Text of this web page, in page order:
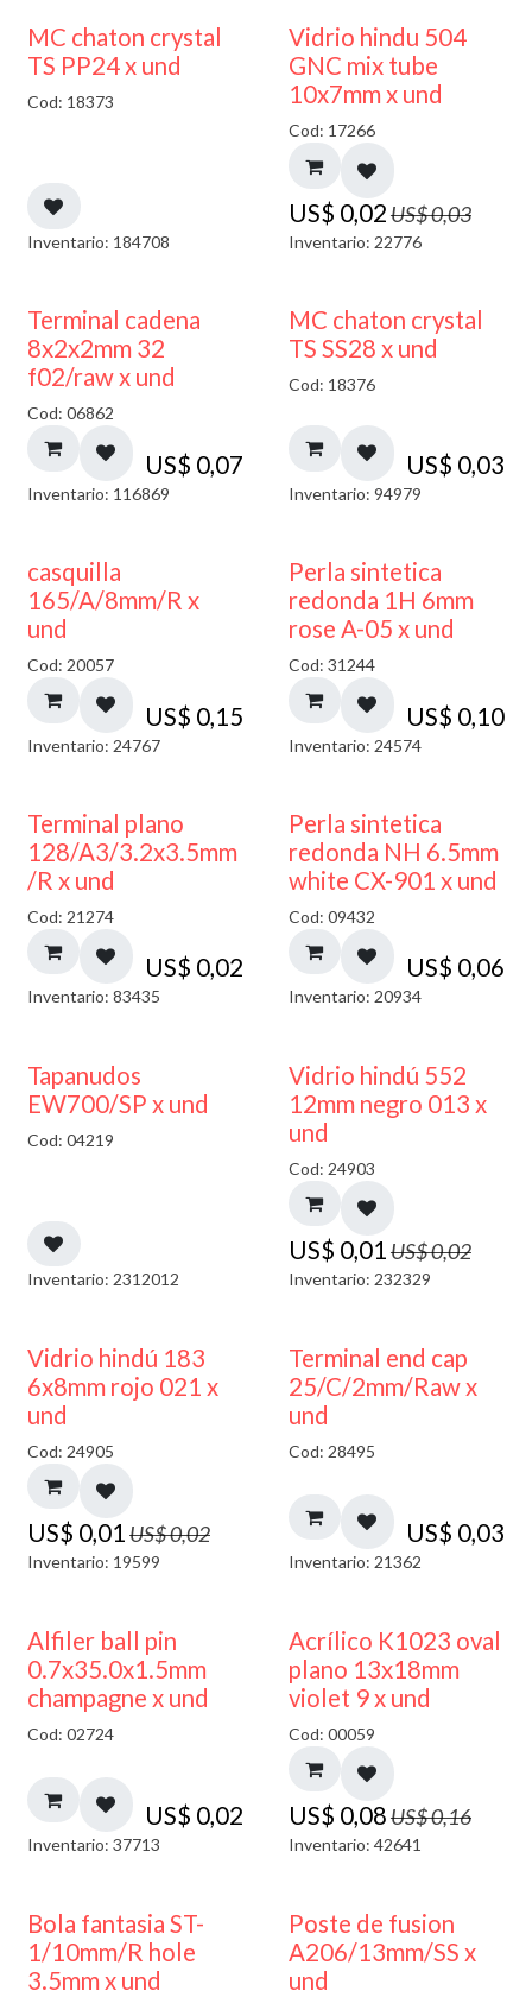
MC chaton crystal
TS PP24 x und
Cod: 18373
Inventario: 184708
40% DESCUENTO
Vidrio hindu 504
GNC mix tube
10x7mm x und
Cod: 17266
US$ 0,02US$0,03
Inventario: 22776
Terminal cadena
8x2x2mm 32
f02/raw x und
Cod: 06862
US$ 0,07
Inventario: 116869
MC chaton crystal
TS SS28 x und
Cod: 18376
US$ 0,03
Inventario: 94979
casquilla
165/A/8mm/R x
und
Cod: 20057
US$ 0,15
Inventario: 24767
Perla sintetica
redonda 1H 6mm
rose A-05 x und
Cod: 31244
US$ 0,10
Inventario: 24574
Terminal plano
128/A3/3.2x3.5mm
/R x und
Cod: 21274
US$ 0,02
Inventario: 83435
Perla sintetica
redonda NH 6.5mm
white CX-901 x und
Cod: 09432
US$ 0,06
Inventario: 20934
50% DESCUENTO
Tapanudos
EW700/SP x und
Cod: 04219
Inventario: 2312012
40% DESCUENTO
Vidrio hindú 552
12mm negro 013 x
und
Cod: 24903
US$ 0,01US$0,02
Inventario: 232329
40% DESCUENTO
Vidrio hindú 183
6x8mm rojo 021 x
und
Cod: 24905
US$ 0,01US$0,02
Inventario: 19599
Terminal end cap
25/C/2mm/Raw x
und
Cod: 28495
US$ 0,03
Inventario: 21362
Alfiler ball pin
0.7x35.0x1.5mm
champagne x und
Cod: 02724
US$ 0,02
Inventario: 37713
50% DESCUENTO
Acrílico K1023 oval
plano 13x18mm
violet 9 x und
Cod: 00059
US$ 0,08US$0,16
Inventario: 42641
Bola fantasia ST-
1/10mm/R hole
3.5mm x und
Poste de fusion
A206/13mm/SS x
und